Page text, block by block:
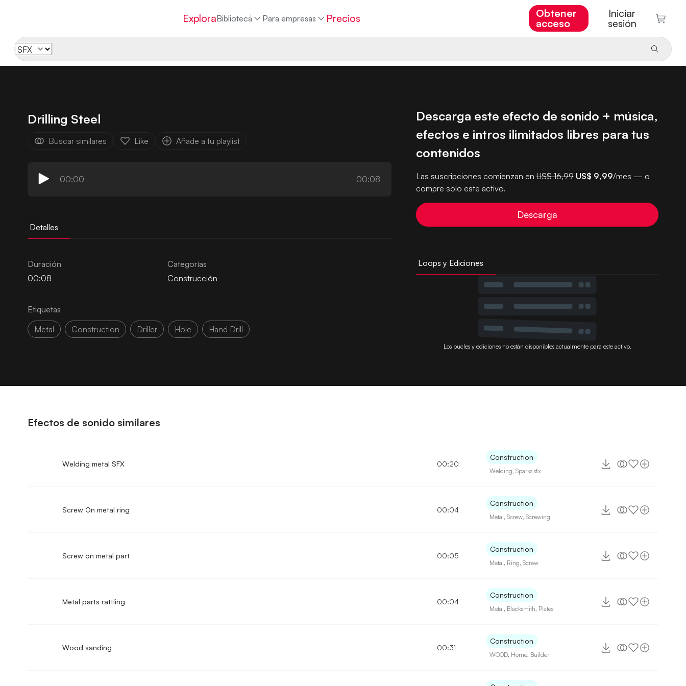
ExploraBiblioteca Para empresas Precios
Obtener
acceso
Iniciar
sesión
Drilling Steel
Buscar similares Like Añade a tu playlist
00:00 00:08
Detalles
Duración
00:08
Categorías
Construcción
Etiquetas
Metal
Construction Driller Hole Hand Drill
Descarga este efecto de sonido + música,
efectos e intros ilimitados libres para tus
contenidos
Las suscripciones comienzan enUS$ 16,99 US$ 9,99/mes — o
compre solo este activo.
Descarga
Loops y Ediciones
Los bucles y ediciones no están disponibles actualmente para este activo.
Efectos de sonido similares
Welding metal SFX 00:20
Construction
Welding ,Sparks sfx
Screw On metal ring 00:04
Construction
Metal ,Screw ,Screwing
Screw on metal part 00:05
Construction
Metal Ring ,Screw
Metal parts rattling 00:04
Construction
Metal Blacksmith Plates
Wood sanding 00:31
Construction
WOOD Home Builder